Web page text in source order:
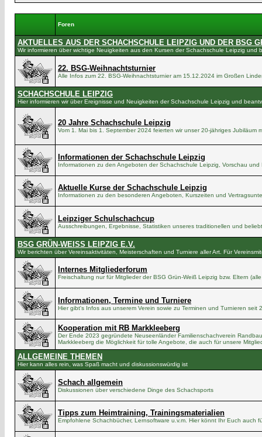
Foren
AKTUELLES AUS DER SCHACHSCHULE LEIPZIG UND DER BSG
Wir informieren über wichtige Neuigkeiten aus den Kursen der Schachschule Leipzig
22. BSG-Weihnachtsturnier
Alle Infos zum 22. BSG-Weihnachtsturnier am 15.12.2024 im Großen
SCHACHSCHULE LEIPZIG
Hier informieren wir über Ereignisse und Neuigkeiten der Schachschule Leipzig und
20 Jahre Schachschule Leipzig
Vom 1. Mai bis 1. September 2024 feierten wir unser 20-jähriges Jubiläum
Informationen der Schachschule Leipzig
Informationen zu den Angeboten der Schachschule Leipzig, Vorschau und
Aktuelle Kurse der Schachschule Leipzig
Informationen zu den besonderen Angeboten, Kurszeiten und
Leipziger Schulschachcup
Ausschreibungen, Ergebnisse, Statistiken unseres traditionellen und
BSG GRÜN-WEISS LEIPZIG E.V.
Wir berichten über Vereinsaktivitäten, Meisterschaften und Turniere aller Art. Für
Internes Mitgliederforum
Freischaltung nur für Mitglieder der BSG Grün-Weiß Leipzig bzw. Eltern
Informationen, Termine und Turniere
Hier gibt's Infos aus unserem Verein sowie zu Terminen und Turnieren seit
Kooperation mit RB Markkleeberg
Der Ende 2023 gegründete Neuseenländer Familienschachverein
Markkleeberg die Möglichkeit für tolle Angebote, die auch für unsere
ALLGEMEINE THEMEN
Hier kann alles rein, was Spaß macht und diskussionswürdig ist
Schach allgemein
Diskussionen über verschiedene Dinge des Schachsports
Tipps zum Heimtraining, Trainingsmaterialien
Empfohlene Schachbücher, Lernsoftware u.v.m. Hier könnt Ihr Euch auch